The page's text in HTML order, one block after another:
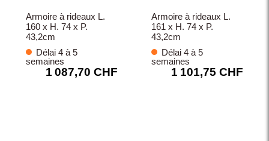
Armoire à rideaux L.
160 x H. 74 x P.
43,2cm
Délai 4 à 5
semaines
1 087,70 CHF
Armoire à rideaux L.
161 x H. 74 x P.
43,2cm
Délai 4 à 5
semaines
1 101,75 CHF